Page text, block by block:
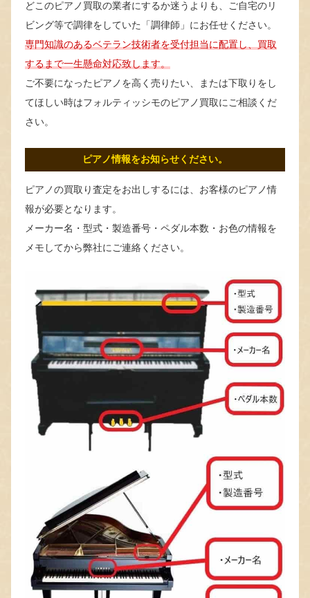
どこのピアノ買取の業者にするか迷うよりも、ご自宅のリ
ビング等で調律をしていた「調律師」にお任せください。
専門知識のあるベテラン技術者を受付担当に配置し、買取
するまで一生懸命対応致します。
ご不要になったピアノを高く売りたい、または下取りをし
てほしい時はフォルティッシモのピアノ買取にご相談くだ
さい。
ピアノ情報をお知らせください。
ピアノの買取り査定をお出しするには、お客様のピアノ情
報が必要となります。
メーカー名・型式・製造番号・ペダル本数・お色の情報を
メモしてから弊社にご連絡ください。